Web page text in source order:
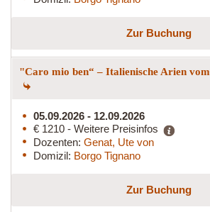
Zur Buchung
"Caro mio ben“ – Italienische Arien
05.09.2026 - 12.09.2026
€ 1210 - Weitere Preisinfos
Dozenten: Genat, Ute von
Domizil: Borgo Tignano
Zur Buchung